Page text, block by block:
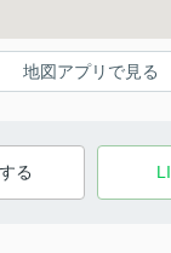
地図アプリで見る
る